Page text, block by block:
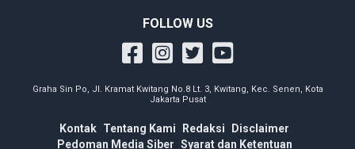
FOLLOW US
Graha Sin Po, Jl. Kramat Kwitang No.8 Lt. 3, Kwitang, Kec. Senen, Kota
Jakarta Pusat
Kontak Tentang Kami Redaksi
Disclaimer
Pedoman Media Siber Syarat dan Ketentuan